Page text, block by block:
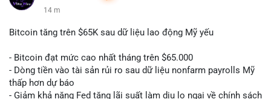
14 m
Bitcoin tăng trên $65K sau dữ liệu lao động Mỹ yếu
- Bitcoin đạt mức cao nhất tháng trên $65.000
- Dòng tiền vào tài sản rủi ro sau dữ liệu nonfarm payrolls Mỹ
thấp hơn dự báo
- Giảm khả năng Fed tăng lãi suất làm dịu lo ngại về chính sách